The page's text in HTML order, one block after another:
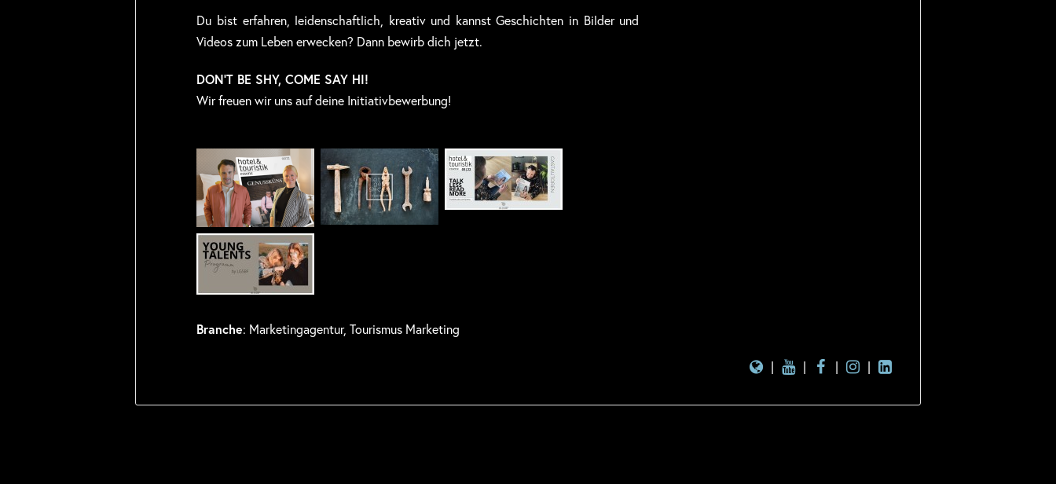
Du bist erfahren, leidenschaftlich, kreativ und kannst Geschichten in Bilder und
Videos zum Leben erwecken? Dann bewirb dich jetzt.
DON’T BE SHY, COME SAY HI!
Wir freuen wir uns auf deine Initiativbewerbung!
Branche: Marketingagentur, Tourismus Marketing
| | | |